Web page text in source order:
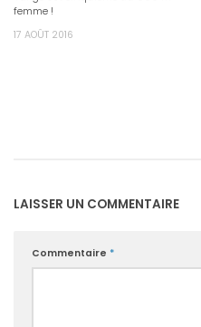
femme !
17 AOÛT 2016
LAISSER UN COMMENTAIRE
Commentaire *